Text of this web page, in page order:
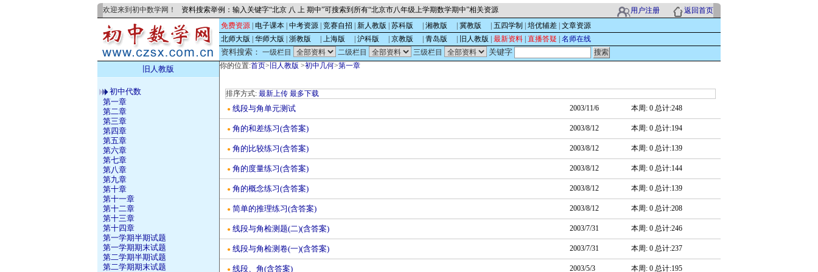
欢迎来到初中数学网！ 资料搜索举例：输入关键字“北京 八 上 期中”可搜索到所有“北京市八年级上学期数学期中”相关资源 用户注册
返回首页
免费资源 电子课本 中考资源 竞赛自招 新人教版 苏科版 湘教版 冀教版 五四学制 培优辅差 文章资源
北师大版
华师大版 浙教版 上海版 沪科版 京教版 青岛版 旧人教版 最新资料 直播答疑 名师在线
资料搜索： 一级栏目 二级栏目 三级栏目
关键字
旧人教版
初中代数
第一章
第二章
第三章
第四章
第五章
第六章
第七章
第八章
第九章
第十章
第十一章
第十二章
第十三章
第十四章
第一学期半期试题
第一学期期末试题
第二学期半期试题
第二学期期末试题
你的位置:首页> 旧人教版 >初中几何>第一章
排序方式: 最新上传 最多下载
● 线段与角单元测试 2003/11/6 本周: 0 总计:248
● 角的和差练习(含答案) 2003/8/12 本周: 0 总计:194
● 角的比较练习(含答案) 2003/8/12 本周: 0 总计:139
● 角的度量练习(含答案) 2003/8/12 本周: 0 总计:144
● 角的概念练习(含答案) 2003/8/12 本周: 0 总计:139
● 简单的推理练习(含答案) 2003/8/12 本周: 0 总计:208
● 线段与角检测题(二)(含答案) 2003/7/31 本周: 0 总计:246
● 线段与角检测卷(一)(含答案) 2003/7/31 本周: 0 总计:237
● 线段、角(含答案) 2003/5/3
本周: 0 总计:195